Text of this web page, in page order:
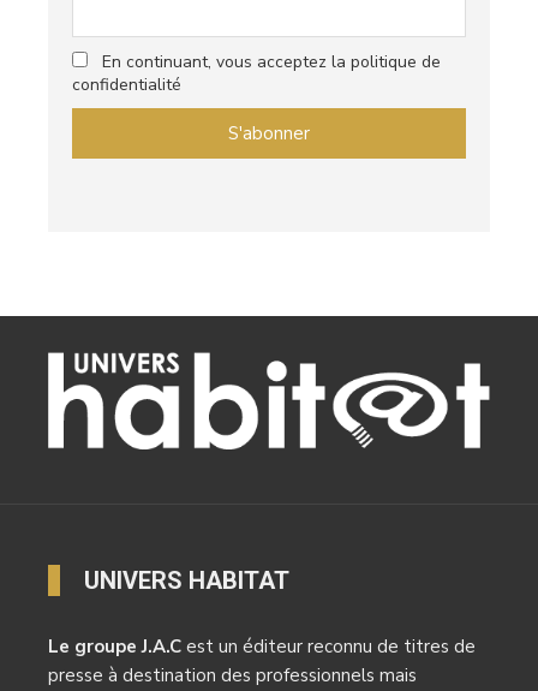
En continuant, vous acceptez la politique de
confidentialité
UNIVERS HABITAT
Le groupe J.A.C est un éditeur reconnu de titres de
presse à destination des professionnels mais